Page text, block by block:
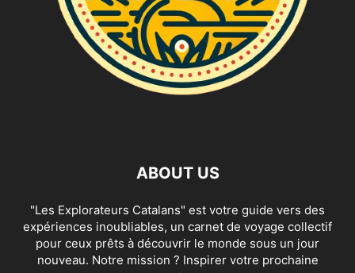
ABOUT US
"Les Explorateurs Catalans" est votre guide vers des
expériences inoubliables, un carnet de voyage collectif
pour ceux prêts à découvrir le monde sous un jour
nouveau. Notre mission ? Inspirer votre prochaine